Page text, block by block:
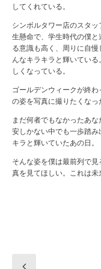
してくれている。
シンボルタワー店のスタ
生懸命で、学生時代の僕
る意識も高く、周りに自
んなキラキラと輝いてい
しくなっている。
ゴールデンウィークが終
の姿を写真に撮りたくなっ
まだ何者でもなかったあ
安しかない中でも一歩踏
キラと輝いていたあの日。
そんな姿を僕は最前列で
真を見てほしい。これは未